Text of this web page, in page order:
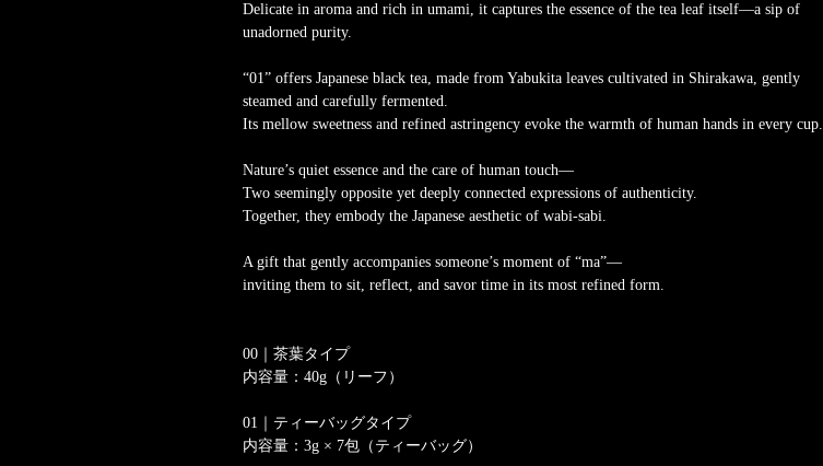
Delicate in aroma and rich in umami, it captures the essence of the tea leaf itself—a sip of
unadorned purity.
“01” offers Japanese black tea, made from Yabukita leaves cultivated in Shirakawa, gently
steamed and carefully fermented.
Its mellow sweetness and refined astringency evoke the warmth of human hands in every cup.
Nature’s quiet essence and the care of human touch—
Two seemingly opposite yet deeply connected expressions of authenticity.
Together, they embody the Japanese aesthetic of wabi-sabi.
A gift that gently accompanies someone’s moment of “ma”—
inviting them to sit, reflect, and savor time in its most refined form.
00｜茶葉タイプ
内容量：40g（リーフ）
01｜ティーバッグタイプ
内容量：3g × 7包（ティーバッグ）